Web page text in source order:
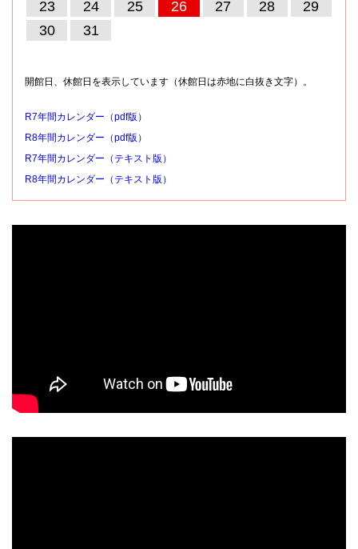
23
24 25 26 27 28
29
30
31
開館日、休館日を表示しています（休館日は赤地に白抜き文字）。
R7年間カレンダー（pdf版）
R8年間カレンダー（pdf版）
R7年間カレンダー（テキスト版）
R8年間カレンダー（テキスト版）